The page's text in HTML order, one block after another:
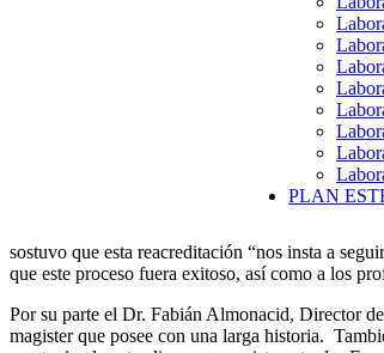
PLAN
sostuvo que esta reacreditación “nos insta a
que este proceso fuera exitoso, así como a los
Por su parte el Dr. Fabián Almonacid, Director
magister que posee con una larga historia.